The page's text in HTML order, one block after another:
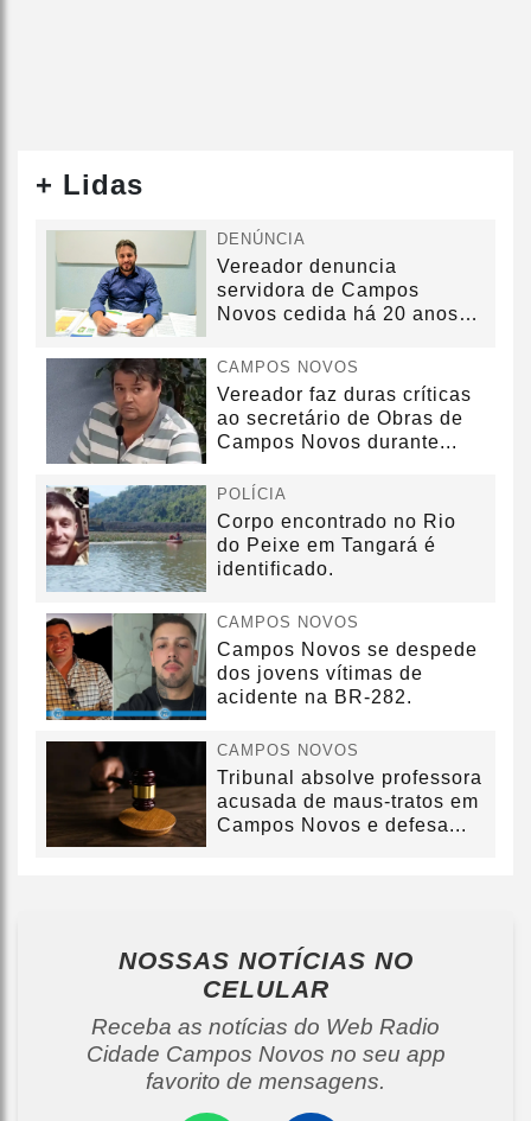
+ Lidas
DENÚNCIA
Vereador denuncia
servidora de Campos
Novos cedida há 20 anos
CAMPOS NOVOS
Vereador faz duras críticas
ao secretário de Obras de
Campos Novos durante...
POLÍCIA
Corpo encontrado no Rio
do Peixe em Tangará é
identificado.
CAMPOS NOVOS
Campos Novos se despede
dos jovens vítimas de
acidente na BR-282.
CAMPOS NOVOS
Tribunal absolve professora
acusada de maus-tratos em
Campos Novos e defesa...
NOSSAS NOTÍCIAS NO
CELULAR
Receba as notícias do Web Radio
Cidade Campos Novos no seu app
favorito de mensagens.